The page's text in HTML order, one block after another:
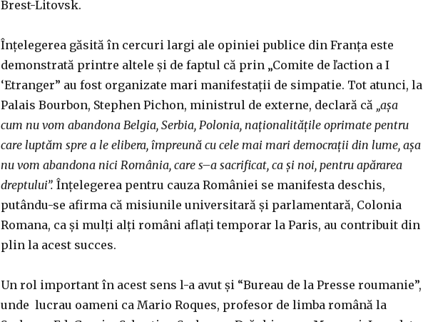
Brest-Litovsk.
Înțelegerea găsită în cercuri largi ale opiniei publice din Franța este
demonstrată printre altele și de faptul că prin „Comite de ľaction a I
‘Etranger” au fost organizate mari manifestații de simpatie. Tot atunci, la
Palais Bourbon, Stephen Pichon, ministrul de externe, declară că „așa
cum nu vom abandona Belgia, Serbia, Polonia, naționalitățile oprimate pentru
care luptăm spre a le elibera, împreună cu cele mai mari democrații din lume, așa
nu vom abandona nici România, care s–a sacrificat, ca și noi, pentru apărarea
dreptului”. Înțelegerea pentru cauza României se manifesta deschis,
putându-se afirma că misiunile universitară și parlamentară, Colonia
Romana, ca și mulți alți români aflați temporar la Paris, au contribuit din
plin la acest succes.
Un rol important în acest sens l-a avut și “Bureau de la Presse roumanie”,
unde lucrau oameni ca Mario Roques, profesor de limba română la